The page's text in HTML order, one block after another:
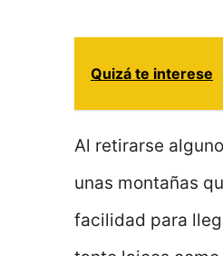
Quizá te interese
Al retirarse
unas montañas
facilidad para